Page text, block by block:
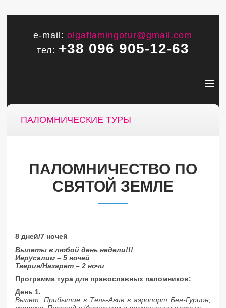
e-mail:olgaflamingotur@gmail.com
тел: +38 096 905-12-63
ПАЛОМНИЧЕСКИЕ ТУРЫ
ПАЛОМНИЧЕСТВО ПО
СВЯТОЙ ЗЕМЛЕ
8 дней/7 ночей
Вылеты в любой день недели!!!
Иерусалим – 5 ночей
Тверия/Назарет – 2 ночи
Программа тура для православных паломников:
День 1.
Вылет. Прибытие в Тель-Авив в аэропорт Бен-Гурион,